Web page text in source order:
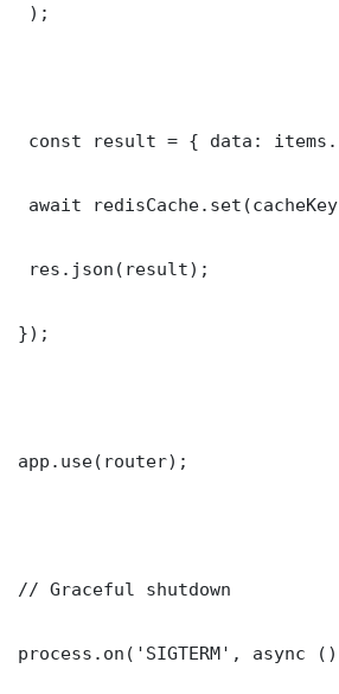
);
const result = { data:
await
res.json(result);
});
app.use(router);
// Graceful shutdown
process.on('SIGTERM', async